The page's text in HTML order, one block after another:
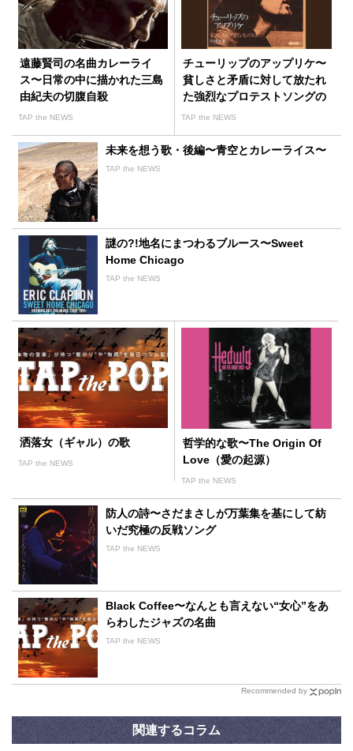
遠藤賢司の名曲カレーライ
ス〜日常の中に描かれた三島
由紀夫の切腹自殺
TAP the NEWS
チューリップのアップリケ〜
貧しさと矛盾に対して放たれ
た強烈なプロテストソングの
誕生経緯
TAP the NEWS
未来を想う歌・後編〜青空とカレーライス〜
TAP the NEWS
謎の?!地名にまつわるブルース〜Sweet
Home Chicago
TAP the NEWS
洒落女（ギャル）の歌
TAP the NEWS
哲学的な歌〜The Origin Of
Love（愛の起源）
TAP the NEWS
防人の詩〜さだまさしが万葉集を基にして紡
いだ究極の反戦ソング
TAP the NEWS
Black Coffee〜なんとも言えない“女心”をあ
らわしたジャズの名曲
TAP the NEWS
Recommended by
関連するコラム